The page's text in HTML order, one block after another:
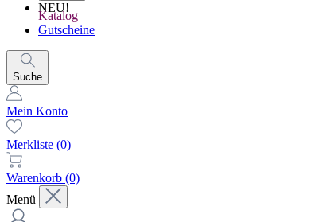
NEU!
Katalog
Gutscheine
Suche
Mein Konto
Merkliste (0)
Warenkorb (0)
Menü